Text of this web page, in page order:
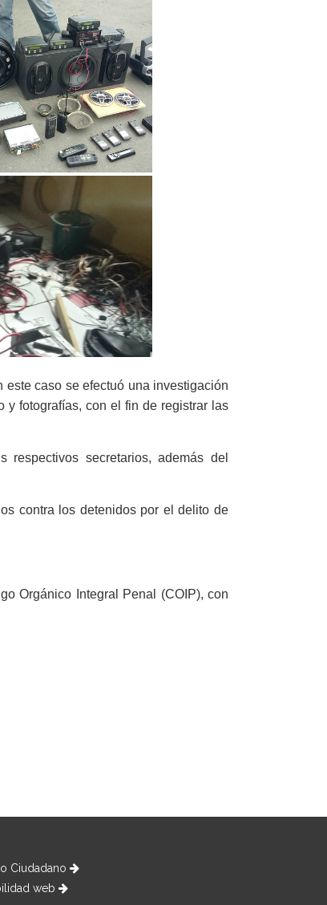
este caso se efectuó una investigación
y fotografías, con el fin de registrar las
respectivos secretarios, además del
contra los detenidos por el delito de
Orgánico Integral Penal (COIP), con
Ciudadano
web